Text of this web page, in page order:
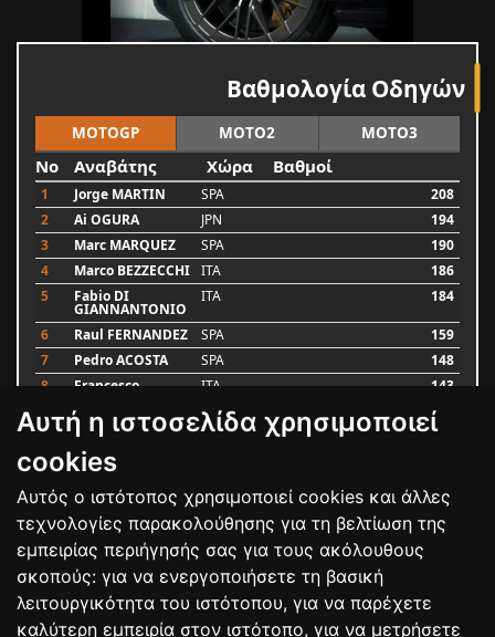
Αυτή η ιστοσελίδα χρησιμοποιεί
cookies
Αυτός ο ιστότοπος χρησιμοποιεί cookies και άλλες
τεχνολογίες παρακολούθησης για τη βελτίωση της
εμπειρίας περιήγησής σας για τους ακόλουθους
σκοπούς: για να ενεργοποιήσετε τη βασική
λειτουργικότητα του ιστότοπου, για να παρέχετε
καλύτερη εμπειρία στον ιστότοπο, για να μετρήσετε
Βαθμολογία Οδηγών
MOTOGP MOTO2 MOTO3
No Αναβάτης Χώρα Βαθμοί
1 Jorge MARTIN SPA
208
2
Ai OGURA JPN
194
3
Marc MARQUEZ SPA
190
4
Marco BEZZECCHI ITA
186
5
Fabio DI
GIANNANTONIO
ITA 184
6 Raul FERNANDEZ SPA
159
7
Pedro ACOSTA SPA
148
8
Francesco ITA 143
9 Alex MARQUEZ SPA
Luca MARINI
Bαθμολογία